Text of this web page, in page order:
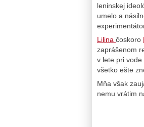
leninskej
umelo a
Lilina čoskoro
zaprášenom
v lete pri
všetko ešte
Mňa však
nemu vrátim